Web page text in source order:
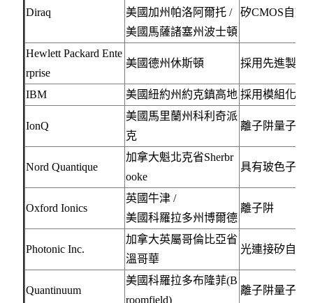
Diraq
美國加州帕洛阿爾托 /
美國馬薩諸塞州波士頓
矽CMOS自旋
Hewlett Packard Ente
rprise
美國德州休斯頓 採用先進製造
IBM 美國紐約州約克鎮高地 採用模組化超
IonQ
美國馬里蘭州科利奇派
克
離子阱量子計
Nord Quantique
加拿大魁北克省Sherbr
ooke
具有玻色子誤
Oxford Ionics
英國牛津 /
美國科羅拉多州博爾德
離子阱
Photonic Inc.
加拿大英屬哥倫比亞省
溫哥華
光連接矽自旋
Quantinuum
美國科羅拉多布隆菲(B
roomfield)
離子阱量子電